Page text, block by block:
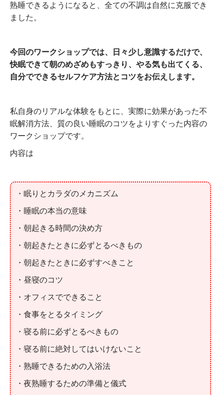
熟睡できるようになると、全ての不調は自然に克服でき
ました。
今回のワークショップでは、日々少し意識するだけで、
快眠できて朝のめざめもすっきり、やる気も出てくる、
自分でできるセルフケア方法とコツをお伝えします。
私自身のリアルな体験をもとに、実際に効果があった不
眠解消方法、質の良い睡眠のコツをよりすぐった内容の
ワークショップです。
内容は
・眠りとカラダのメカニズム
・睡眠の本当の意味
・朝起きる時間の決め方
・朝起きたときに必ずとるべきもの
・朝起きたときに必ずすべきこと
・昼寝のコツ
・オフィスでできること
・食事をとるタイミング
・寝る前に必ずとるべきもの
・寝る前に絶対してはいけないこと
・熟睡できるための入浴法
・夜熟睡するための準備と儀式